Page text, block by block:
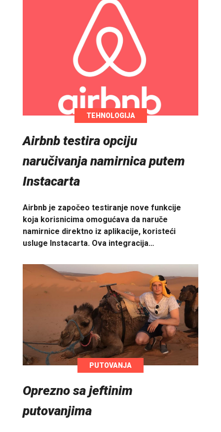
TEHNOLOGIJA
Airbnb testira opciju
naručivanja namirnica putem
Instacarta
Airbnb je započeo testiranje nove funkcije
koja korisnicima omogućava da naruče
namirnice direktno iz aplikacije, koristeći
usluge Instacarta. Ova integracija…
PUTOVANJA
Oprezno sa jeftinim
putovanjima